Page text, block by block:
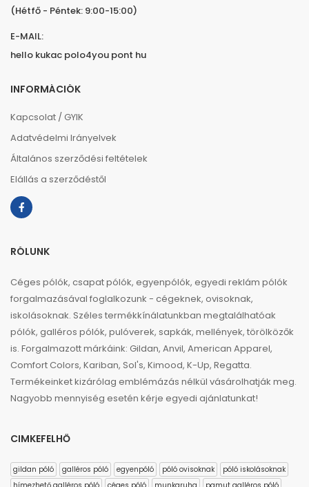
(Hétfő - Péntek: 9:00-15:00)
E-MAIL:
hello kukac polo4you pont hu
INFORMÁCIÓK
Kapcsolat / GYIK
Adatvédelmi Irányelvek
Általános szerződési feltételek
Elállás a szerződéstől
RÓLUNK
Céges pólók, csapat pólók, egyenpólók, egyedi reklám pólók
forgalmazásával foglalkozunk - cégeknek, ovisoknak,
iskolásoknak. Széles termékkínálatunkban megtalálhatóak
pólók, galléros pólók, pulóverek, sapkák, mellények, törölközők
is. Forgalmazott márkáink: Gildan, Anvil, American Apparel,
Comfort Colors, Kariban, Sol's, Kimood, K-Up, Regatta.
Termékeinket kizárólag emblémázás nélkül vásárolhatják meg.
Nagyobb mennyiség esetén kérje egyedi ajánlatunkat!
CIMKEFELHŐ
gildan póló galléros póló egyenpóló póló ovisoknak
póló iskolásoknak